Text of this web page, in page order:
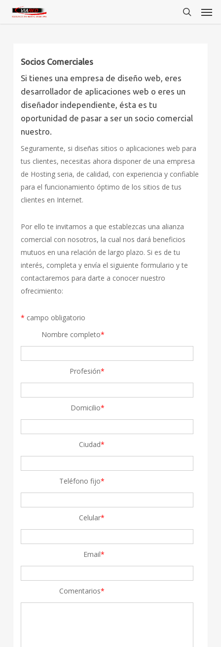
Skip
Socios Comerciales
Si tienes una empresa de diseño web, eres
desarrollador de aplicaciones web o eres un
diseñador independiente, ésta es tu
oportunidad de pasar a ser un socio comercial
nuestro.
Seguramente, si diseñas sitios o aplicaciones web para
tus clientes, necesitas ahora disponer de una empresa
de Hosting seria, de calidad, con experiencia y confiable
para el funcionamiento óptimo de los sitios de tus
clientes en Internet.
Por ello te invitamos a que establezcas una alianza
comercial con nosotros, la cual nos dará beneficios
mutuos en una relación de largo plazo. Si es de tu
interés, completa y envía el siguiente formulario y te
contactaremos para darte a conocer nuestro
ofrecimiento:
* campo obligatorio
Nombre completo*
Profesión*
Domicilio*
Ciudad*
Teléfono fijo*
Celular*
Email*
Comentarios*